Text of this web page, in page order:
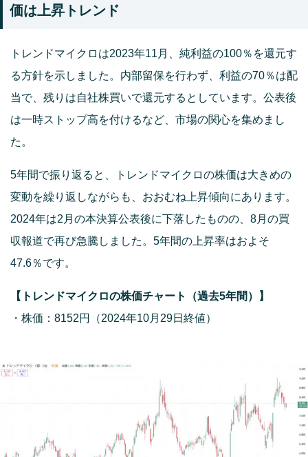
価は上昇トレンド
トレンドマイクロは2023年11月、純利益の100％を還元す
る方針を示しました。内部留保を行わず、利益の70％は配
当で、残りは自社株買いで還元するとしています。公表後
は一時ストップ高を付けるなど、市場の関心を集めまし
た。
5年間で振り返ると、トレンドマイクロの株価は大きめの
変動を繰り返しながらも、おおむね上昇傾向にあります。
2024年は2月の本決算公表後に下落したものの、8月の買
収報道で再び急騰しました。5年間の上昇率はおよそ
47.6％です。
【トレンドマイクロの株価チャート（過去5年間）】
・株価：8152円（2024年10月29日終値）